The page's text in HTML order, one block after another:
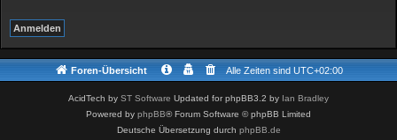
Foren-Übersicht Alle Zeiten sind UTC+02:00
AcidTech by ST Software Updated for phpBB3.2 by Ian Bradley
Powered by phpBB® Forum Software © phpBB Limited
Deutsche Übersetzung durch phpBB.de